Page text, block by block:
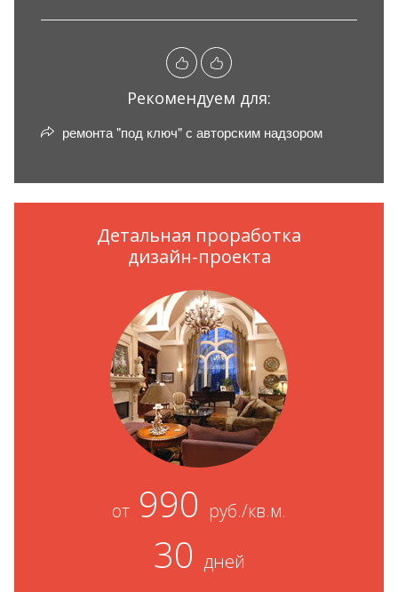
Рекомендуем для:
ремонта "под ключ" с авторским надзором
Детальная проработка
дизайн-проекта
от 990 руб./кв.м.
30 дней